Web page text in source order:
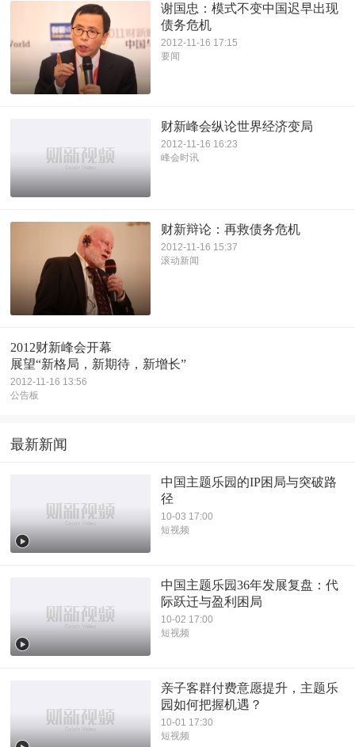
谢国忠：模式不变中国迟早出现
债务危机
2012-11-16 17:15
要闻
财新峰会纵论世界经济变局
2012-11-16 16:23
峰会时讯
财新辩论：再救债务危机
2012-11-16 15:37
滚动新闻
2012财新峰会开幕
展望“新格局，新期待，新增长”
2012-11-16 13:56
公告板
最新新闻
中国主题乐园的IP困局与突破路
径
10-03 17:00
短视频
中国主题乐园36年发展复盘：代
际跃迁与盈利困局
10-02 17:00
短视频
亲子客群付费意愿提升，主题乐
园如何把握机遇？
10-01 17:30
短视频